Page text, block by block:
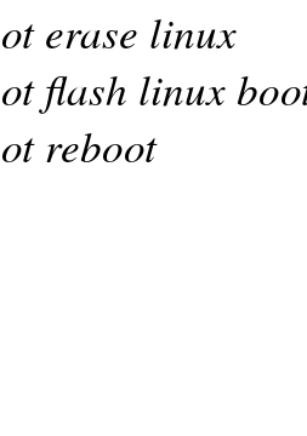
erase linux
flash linux
reboot